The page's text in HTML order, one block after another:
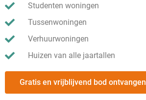
Studenten woningen
Tussenwoningen
Verhuurwoningen
Huizen van alle jaartallen
Gratis en vrijblijvend bod ontvangen